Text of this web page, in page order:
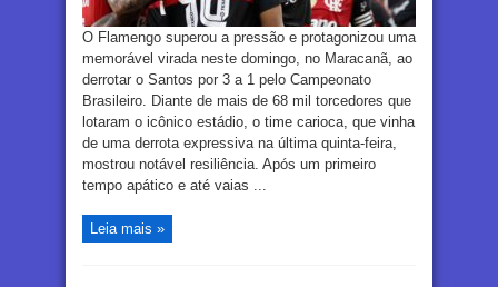
O Flamengo superou a pressão e protagonizou uma
memorável virada neste domingo, no Maracanã, ao
derrotar o Santos por 3 a 1 pelo Campeonato
Brasileiro. Diante de mais de 68 mil torcedores que
lotaram o icônico estádio, o time carioca, que vinha
de uma derrota expressiva na última quinta-feira,
mostrou notável resiliência. Após um primeiro
tempo apático e até vaias ...
Leia mais »